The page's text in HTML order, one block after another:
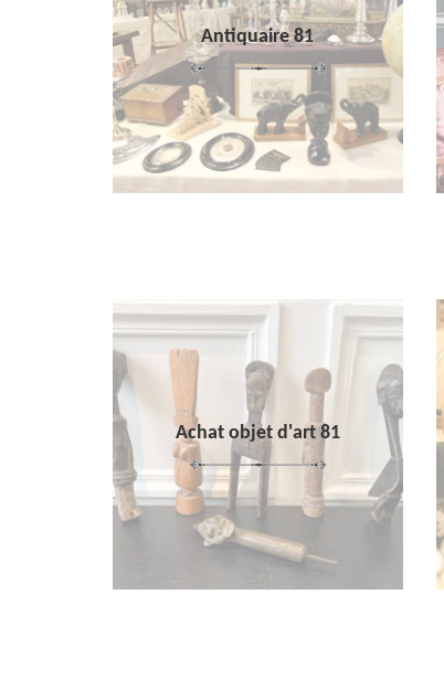
Antiquaire 81
Achat objet d'art 81